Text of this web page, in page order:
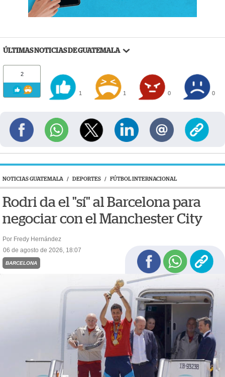
ÚLTIMAS NOTICIAS DE GUATEMALA
2
1 1 0 0
NOTICIAS GUATEMALA / DEPORTES / FÚTBOL INTERNACIONAL
Rodri da el "sí" al Barcelona para
negociar con el Manchester City
Por Fredy Hernández
06 de agosto de 2026, 18:07
BARCELONA